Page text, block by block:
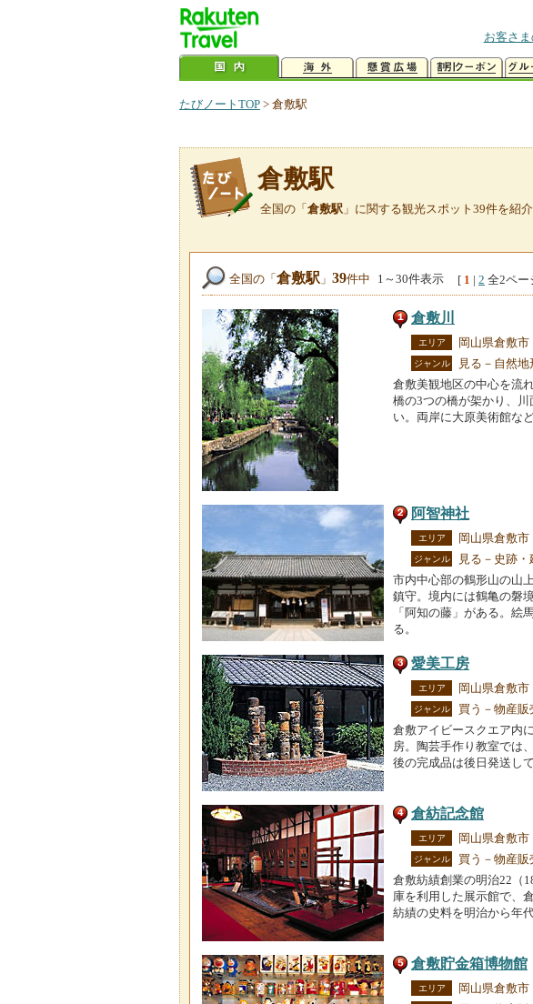
お客さ
たびノートTOP > 倉敷駅
倉敷駅
全国の「 倉敷駅 」に関する観光スポット39件を紹介
全国の「 倉敷駅 」 39件中 1～30件表示 [ 1 | 2 全2ペー
倉敷川
エリア 岡山県倉敷市
ジャンル
見る－自然地
倉敷美観地区の中心を流
橋の3つの橋が架かり、
い。両岸に大原美術館な
阿智神社
エリア 岡山県倉敷市
ジャンル
見る－史跡・
市内中心部の鶴形山の山
鎮守。境内には鶴亀の磐
「阿知の藤」がある。絵
る。
愛美工房
エリア 岡山県倉敷市
ジャンル
買う－物産
倉敷アイビースクエア内
房。陶芸手作り教室では
後の完成品は後日発送して
倉紡記念館
エリア 岡山県倉敷市
ジャンル
買う－物産
倉敷紡績創業の明治22（
庫を利用した展示館で、
紡績の史料を明治から年
倉敷貯金箱博物館
エリア 岡山県倉敷市